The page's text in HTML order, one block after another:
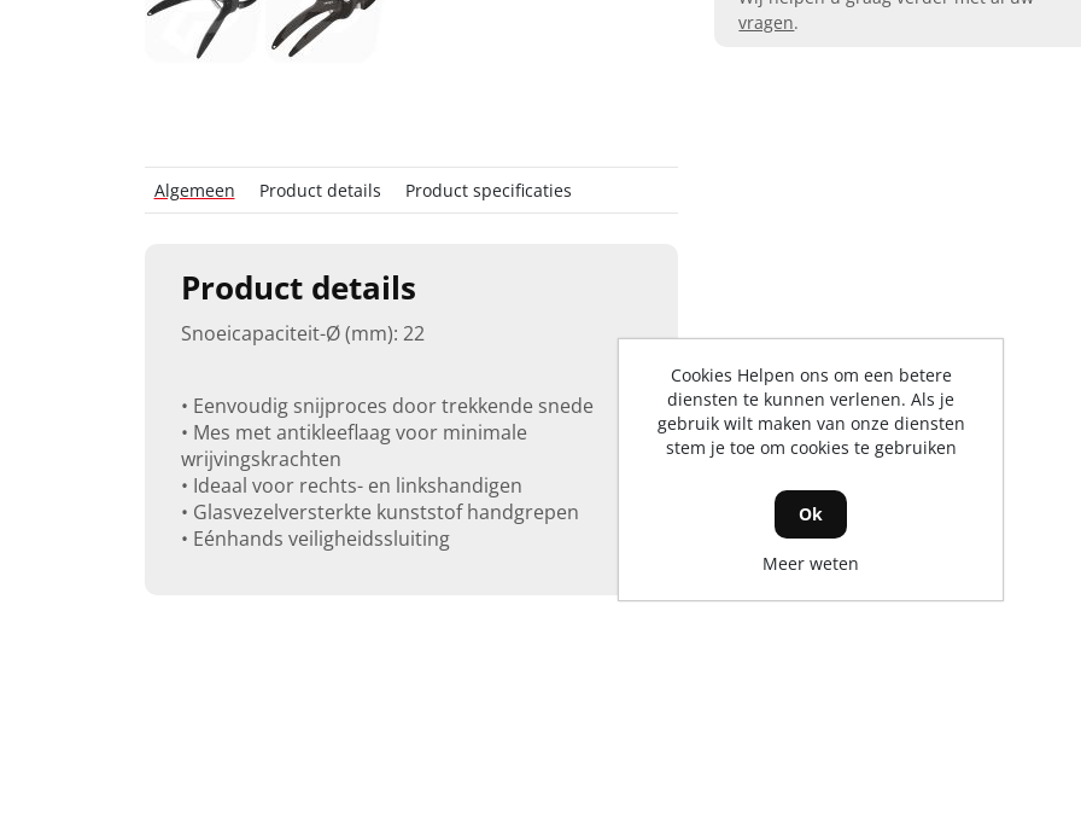
Product details
Snoeicapaciteit-Ø (mm): 22
• Eenvoudig snijproces door trekkende snede
• Mes met antikleeflaag voor minimale
wrijvingskrachten
• Ideaal voor rechts- en linkshandigen
• Glasvezelversterkte kunststof handgrepen
• Eénhands veiligheidssluiting
Algemeen Product details Product specificaties
vragen.
Cookies Helpen ons om een betere
diensten te kunnen verlenen. Als je
gebruik wilt maken van onze diensten
stem je toe om cookies te gebruiken
Ok
Meer weten